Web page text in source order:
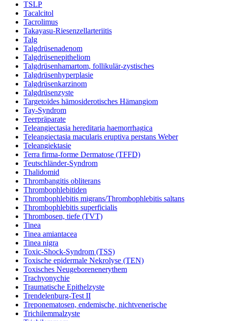
TSLP
Tacalcitol
Tacrolimus
Takayasu-Riesenzellarteriitis
Talg
Talgdrüsenadenom
Talgdrüsenepitheliom
Talgdrüsenhamartom, follikulär-zystisches
Talgdrüsenhyperplasie
Talgdrüsenkarzinom
Talgdrüsenzyste
Targetoides hämosiderotisches Hämangiom
Tay-Syndrom
Teerpräparate
Teleangiectasia hereditaria haemorrhagica
Teleangiectasia macularis eruptiva perstans Weber
Teleangiektasie
Terra firma-forme Dermatose (TFFD)
Teutschländer-Syndrom
Thalidomid
Thrombangitis obliterans
Thrombophlebitiden
Thrombophlebitis migrans/Thrombophlebitis saltans
Thrombophlebitis superficialis
Thrombosen, tiefe (TVT)
Tinea
Tinea amiantacea
Tinea nigra
Toxic-Shock-Syndrom (TSS)
Toxische epidermale Nekrolyse (TEN)
Toxisches Neugeborenenerythem
Trachyonychie
Traumatische Epithelzyste
Trendelenburg-Test II
Treponematosen, endemische, nichtvenerische
Trichilemmalzyste